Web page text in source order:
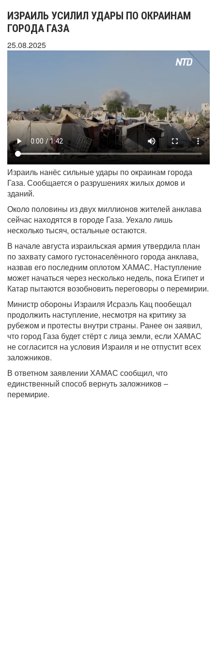
ИЗРАИЛЬ УСИЛИЛ УДАРЫ ПО ОКРАИНАМ
ГОРОДА ГАЗА
25.08.2025
Израиль нанёс сильные удары по окраинам города
Газа. Сообщается о разрушениях жилых домов и
зданий.
Около половины из двух миллионов жителей анклава
сейчас находятся в городе Газа. Уехало лишь
несколько тысяч, остальные остаются.
В начале августа израильская армия утвердила план
по захвату самого густонаселённого города анклава,
назвав его последним оплотом ХАМАС. Наступление
может начаться через несколько недель, пока Египет и
Катар пытаются возобновить переговоры о перемирии.
Министр обороны Израиля Исраэль Кац пообещал
продолжить наступление, несмотря на критику за
рубежом и протесты внутри страны. Ранее он заявил,
что город Газа будет стёрт с лица земли, если ХАМАС
не согласится на условия Израиля и не отпустит всех
заложников.
В ответном заявлении ХАМАС сообщил, что
единственный способ вернуть заложников –
перемирие.